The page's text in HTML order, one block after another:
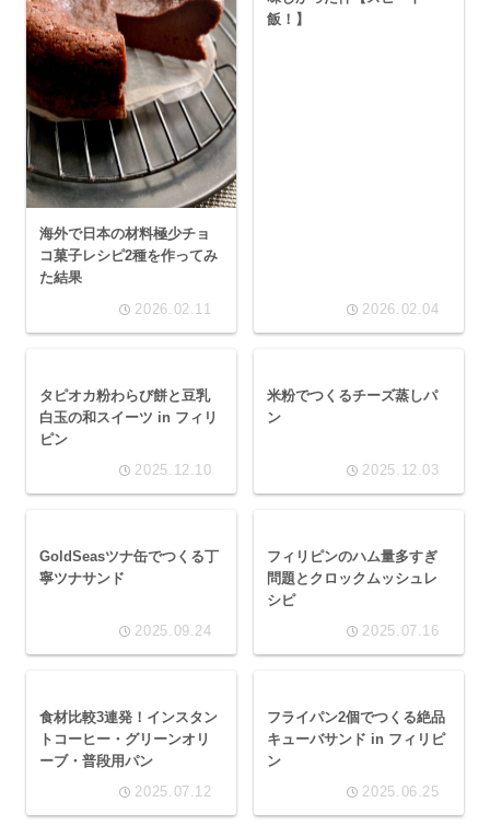
海外で日本の材料極少チョ
コ菓子レシピ2種を作ってみ
た結果
2026.02.11
飯！】
2026.02.04
タピオカ粉わらび餅と豆乳
白玉の和スイーツ in フィリ
ピン
2025.12.10
米粉でつくるチーズ蒸しパ
ン
2025.12.03
GoldSeasツナ缶でつくる丁
寧ツナサンド
2025.09.24
フィリピンのハム量多すぎ
問題とクロックムッシュレ
シピ
2025.07.16
食材比較3連発！インスタン
トコーヒー・グリーンオリ
ーブ・普段用パン
2025.07.12
フライパン2個でつくる絶品
キューバサンド in フィリピ
ン
2025.06.25